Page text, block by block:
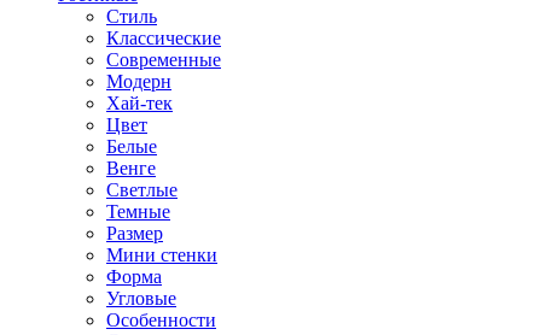
Стиль
Классические
Современные
Модерн
Хай-тек
Цвет
Белые
Венге
Светлые
Темные
Размер
Мини стенки
Форма
Угловые
Особенности